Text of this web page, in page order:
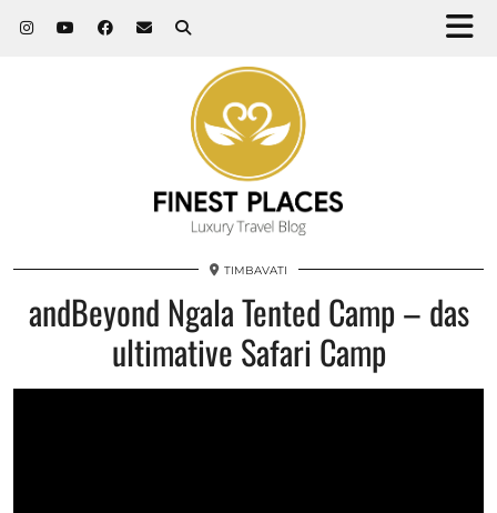
TIMBAVATI
andBeyond Ngala Tented Camp – das
ultimative Safari Camp